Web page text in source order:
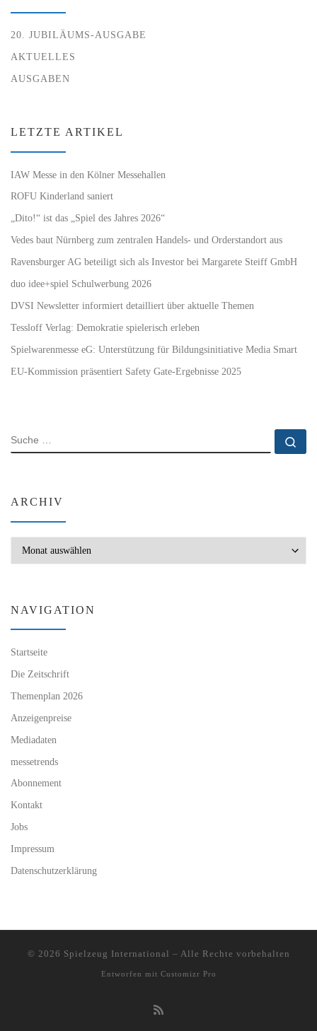
20. JUBILÄUMS-AUSGABE
AKTUELLES
AUSGABEN
LETZTE ARTIKEL
IAW Messe in den Kölner Messehallen
ROFU Kinderland saniert
„Dito!“ ist das „Spiel des Jahres 2026“
Vedes baut Nürnberg zum zentralen Handels- und Orderstandort aus
Ravensburger AG beteiligt sich als Investor bei Margarete Steiff GmbH
duo idee+spiel Schulwerbung 2026
DVSI Newsletter informiert detailliert über aktuelle Themen
Tessloff Verlag: Demokratie spielerisch erleben
Spielwarenmesse eG: Unterstützung für Bildungsinitiative Media Smart
EU-Kommission präsentiert Safety Gate-Ergebnisse 2025
SUCHE
ARCHIV
NAVIGATION
Startseite
Die Zeitschrift
Themenplan 2026
Anzeigenpreise
Mediadaten
messetrends
Abonnement
Kontakt
Jobs
Impressum
Datenschutzerklärung
© 2026 Spielzeug International – Alle Rechte vorbehalten
Entworfen mit Customizr Pro